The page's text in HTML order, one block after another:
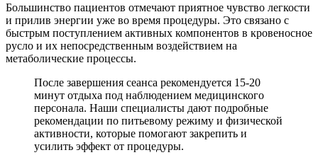
Большинство пациентов отмечают приятное чувство легкости
и прилив энергии уже во время процедуры. Это связано с
быстрым поступлением активных компонентов в кровеносное
русло и их непосредственным воздействием на
метаболические процессы.
После завершения сеанса рекомендуется 15-20
минут отдыха под наблюдением медицинского
персонала. Наши специалисты дают подробные
рекомендации по питьевому режиму и физической
активности, которые помогают закрепить и
усилить эффект от процедуры.